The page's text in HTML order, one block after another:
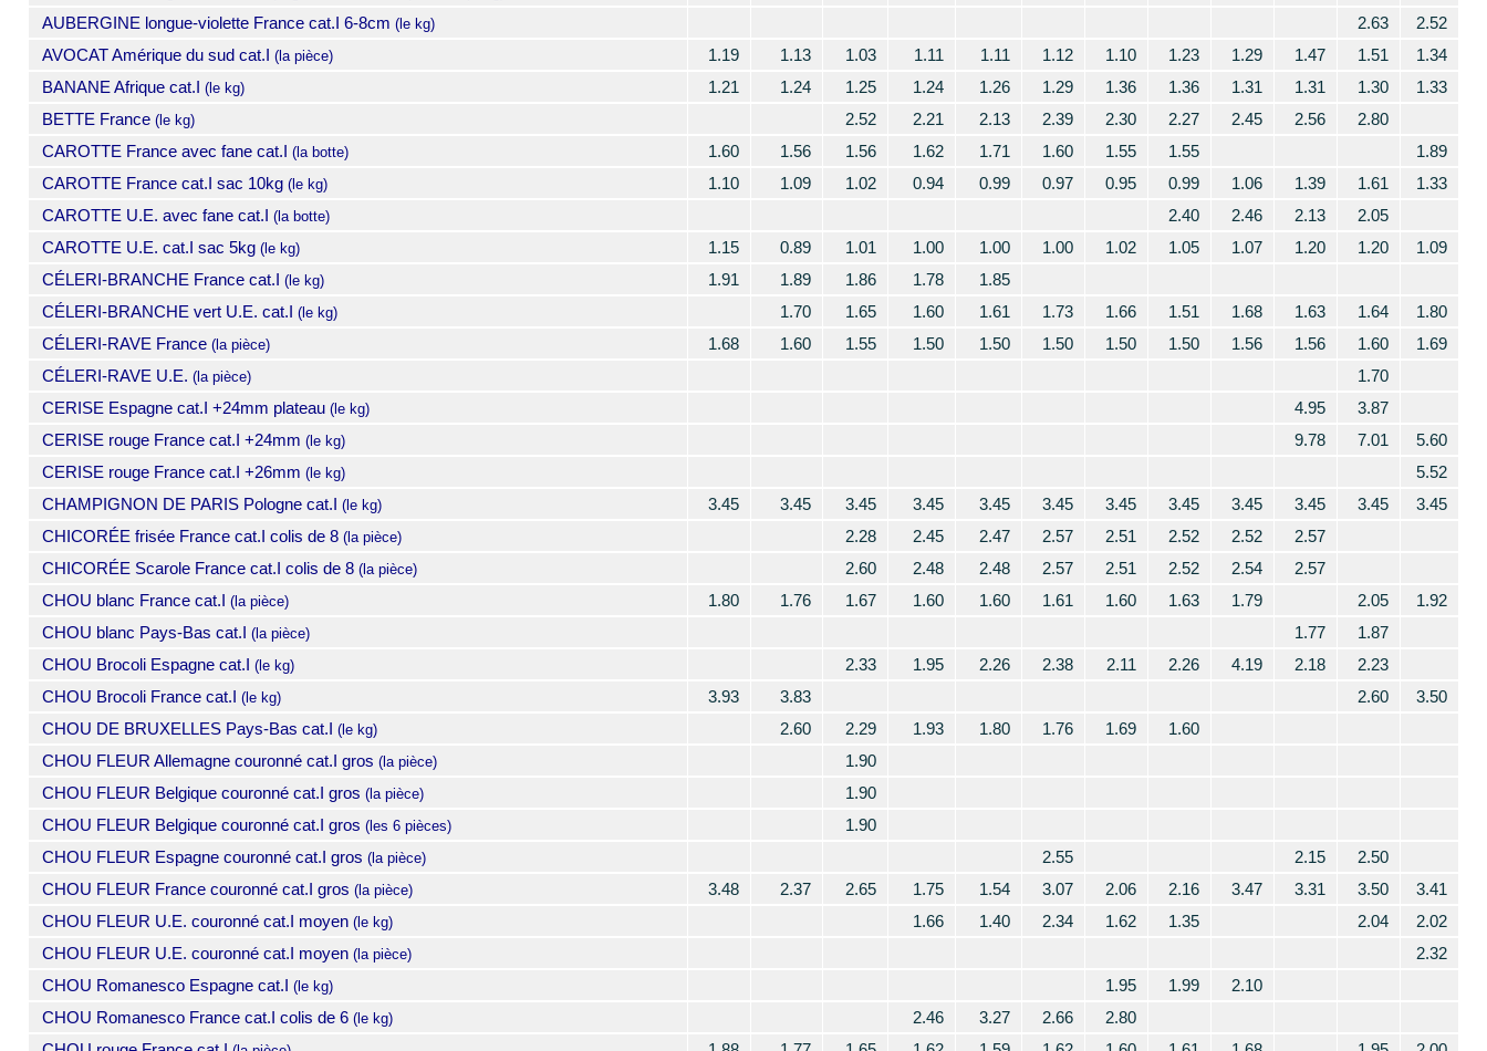
AUBERGINE longue-violette France cat.I 6-8cm (le kg) 2.63
2.52
AVOCAT Amérique du sud cat.I
(la pièce) 1.19 1.13 1.03 1.11 1.11 1.12 1.10 1.23 1.29 1.47 1.51
1.34
BANANE Afrique cat.I
(le kg) 1.21 1.24 1.25 1.24 1.26 1.29 1.36 1.36 1.31 1.31 1.30
1.33
BETTE France (le kg) 2.52 2.21 2.13 2.39 2.30 2.27 2.45 2.56
2.80
CAROTTE France avec fane cat.I
(la botte) 1.60 1.56 1.56 1.62 1.71 1.60 1.55 1.55
1.89
CAROTTE France cat.I sac 10kg (le kg) 1.10 1.09 1.02 0.94 0.99 0.97 0.95 0.99 1.06 1.39 1.61
1.33
CAROTTE U.E. avec fane cat.I
(la botte) 2.40 2.46 2.13
2.05
CAROTTE U.E. cat.I sac 5kg (le kg) 1.15 0.89 1.01 1.00 1.00 1.00 1.02 1.05 1.07 1.20 1.20
1.09
CÉLERI-BRANCHE France cat.I
(le kg) 1.91 1.89 1.86 1.78
1.85
CÉLERI-BRANCHE vert U.E. cat.I
(le kg) 1.70 1.65 1.60 1.61 1.73 1.66 1.51 1.68 1.63 1.64
1.80
CÉLERI-RAVE France (la pièce) 1.68 1.60 1.55 1.50 1.50 1.50 1.50 1.50 1.56 1.56 1.60
1.69
CÉLERI-RAVE U.E. (la pièce)
1.70
CERISE Espagne cat.I +24mm plateau (le kg) 4.95
3.87
CERISE rouge France cat.I +24mm (le kg) 9.78 7.01
5.60
CERISE rouge France cat.I +26mm (le kg)
5.52
CHAMPIGNON DE PARIS Pologne cat.I
(le kg) 3.45 3.45 3.45 3.45 3.45 3.45 3.45 3.45 3.45 3.45 3.45
3.45
CHICORÉE frisée France cat.I colis de 8 (la pièce) 2.28 2.45 2.47 2.57 2.51 2.52 2.52
2.57
CHICORÉE Scarole France cat.I colis de 8 (la pièce) 2.60 2.48 2.48 2.57 2.51 2.52 2.54
2.57
CHOU blanc France cat.I
(la pièce) 1.80 1.76 1.67 1.60 1.60 1.61 1.60 1.63 1.79 2.05
1.92
CHOU blanc Pays-Bas cat.I
(la pièce) 1.77
1.87
CHOU Brocoli Espagne cat.I
(le kg) 2.33 1.95 2.26 2.38 2.11 2.26 4.19 2.18
2.23
CHOU Brocoli France cat.I
(le kg) 3.93 3.83 2.60
3.50
CHOU DE BRUXELLES Pays-Bas cat.I
(le kg) 2.60 2.29 1.93 1.80 1.76 1.69
1.60
CHOU FLEUR Allemagne couronné cat.I gros (la pièce)
1.90
CHOU FLEUR Belgique couronné cat.I gros (la pièce)
1.90
CHOU FLEUR Belgique couronné cat.I gros (les 6 pièces)
1.90
CHOU FLEUR Espagne couronné cat.I gros (la pièce) 2.55 2.15
2.50
CHOU FLEUR France couronné cat.I gros (la pièce) 3.48 2.37 2.65 1.75 1.54 3.07 2.06 2.16 3.47 3.31 3.50
3.41
CHOU FLEUR U.E. couronné cat.I moyen (le kg) 1.66 1.40 2.34 1.62 1.35 2.04
2.02
CHOU FLEUR U.E. couronné cat.I moyen (la pièce)
2.32
CHOU Romanesco Espagne cat.I
(le kg) 1.95 1.99
2.10
CHOU Romanesco France cat.I colis de 6 (le kg) 2.46 3.27 2.66
2.80